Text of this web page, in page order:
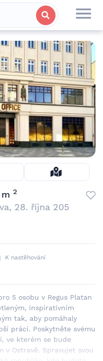
2
28. října 205
K nastěhování
5 osobu v Regus Platan
inspirativním
tak, aby pomáhaly
práci. Poskytněte svému
ve kterém se bude
v Ostravě. Spravujet svou